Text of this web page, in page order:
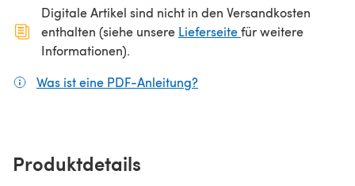
Digitale Artikel sind nicht in den Versandkosten
enthalten (siehe unsere Lieferseite(öffnet sich in
für weitere
Informationen).
Was ist eine PDF-Anleitung?
Produktdetails